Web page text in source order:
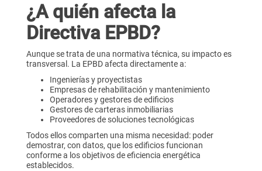
¿A quién afecta la
Directiva EPBD?
Aunque se trata de una normativa técnica, su impacto es
transversal. La EPBD afecta directamente a:
Ingenierías y proyectistas
Empresas de rehabilitación y mantenimiento
Operadores y gestores de edificios
Gestores de carteras inmobiliarias
Proveedores de soluciones tecnológicas
Todos ellos comparten una misma necesidad: poder
demostrar, con datos, que los edificios funcionan
conforme a los objetivos de eficiencia energética
establecidos.